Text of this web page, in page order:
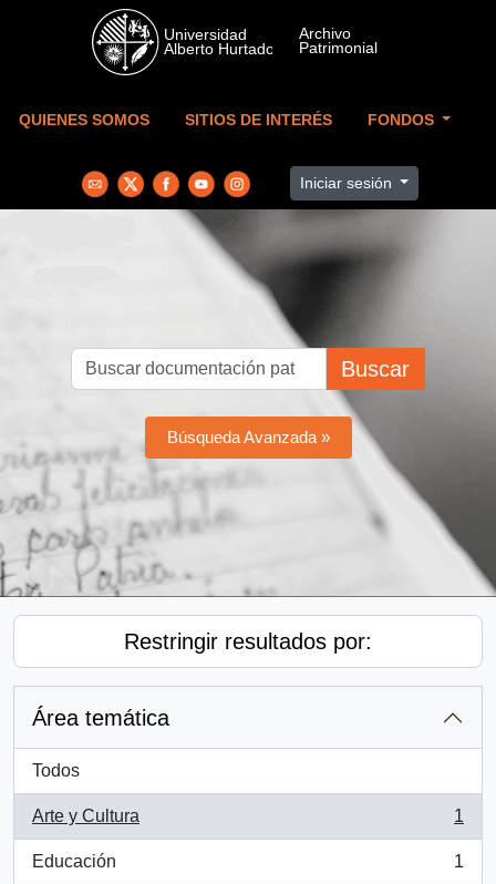
Skip to main content
QUIENES SOMOS SITIOS DE INTERÉS FONDOS
Iniciar sesión
Buscar
Búsqueda Avanzada »
Restringir resultados por:
Área temática
Todos
Arte y Cultura
, 1 resultados
1
Educación
, 1 resultados
1